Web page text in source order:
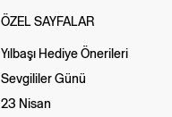
ÖZEL SAYFALAR
Yılbaşı Hediye Önerileri
Sevgililer Günü
23 Nisan